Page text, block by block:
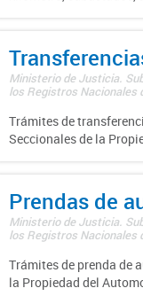
Ministerio de Justicia.
los Registros Nacionales
Trámites de
Seccionales de la
Prendas de
Ministerio de Justicia.
los Registros Nacionales
Trámites de prenda de
la Propiedad del